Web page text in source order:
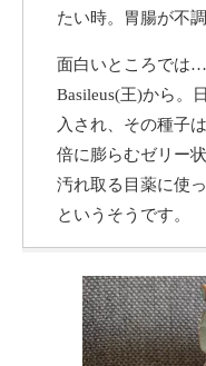
たい時。胃腸が不
面白いところでは
Basileus(王)から。
入され、その種子
倍に膨らむゼリー
汚れ取る目薬に使
というそうです。